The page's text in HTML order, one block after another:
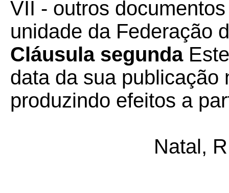
VII - outros
unidade da Federação
Cláusula segunda
data da sua publicação
produzindo efeitos a
Natal,